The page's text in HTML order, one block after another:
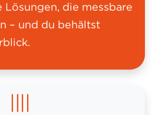
Lösungen, die messbare
– und du behältst